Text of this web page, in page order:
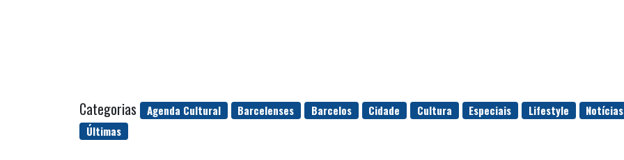
Categorias Agenda Cultural Barcelenses Barcelos Cidade Cultura Especiais Lifestyle
Notícias
Últimas